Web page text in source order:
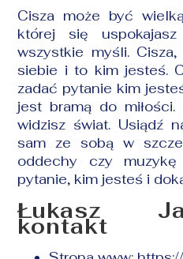
Cisza może być
której się
wszystkie myśli.
siebie i to kim jesteś.
zadać pytanie kim
jest bramą do
widzisz świat. Usiądź
sam ze sobą w
oddechy czy
pytanie, kim jesteś i
Łukasz
kontakt